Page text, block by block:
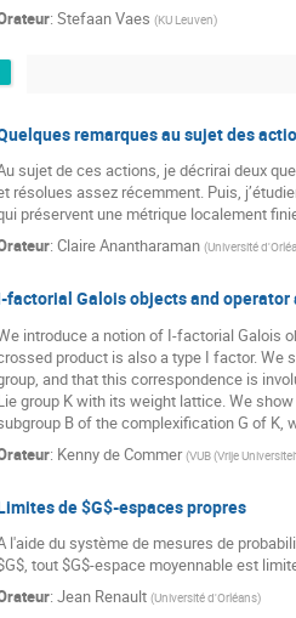
: Stefaan Vaes (KU Leuven)
remarques au sujet des
sujet de ces actions, je décrirai deux
résolues assez récemment. Puis,
préservent une métrique localement
: Claire Anantharaman (Université
factorial Galois objects and
introduce a notion of I-factorial Galois
product is also a type I factor. We
and that this correspondence is
group K with its weight lattice. We
B of the complexification G of K,
: Kenny de Commer (VUB (Vrije
de $G$-espaces propres
l'aide du système de mesures de
tout $G$-espace moyennable est
: Jean Renault (Université d'Orléans)